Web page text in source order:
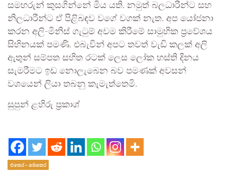
සමහරුන් කුසගින්නේ මිය යති. නමුත් බලධාරීන්ට සහ
නිලධාරීන්ට ඒ පිළිබඳව වගේ වගක් නැත. අප යෝජනා
කරන අලි-මිනිස් ගැටුම් අවම කිරීමේ සාමුහික ප්‍රවේශය
සිහිනයක් පමණි. එබැවින් අපට තවත් වැඩි කලක් අලි
ඇතුන් සම්පත සහිත රටක් ලෙස ලෝක හස්ති දිනය
සැමරීමට ඉඩ නොලැබෙන බව පමණක් අවසන්
වශයෙන් ලියා තබනු කැමැත්තෙමි.
සුපුන් ළහිරු ප්‍රකාශ්
එතෙර - මෙතෙර